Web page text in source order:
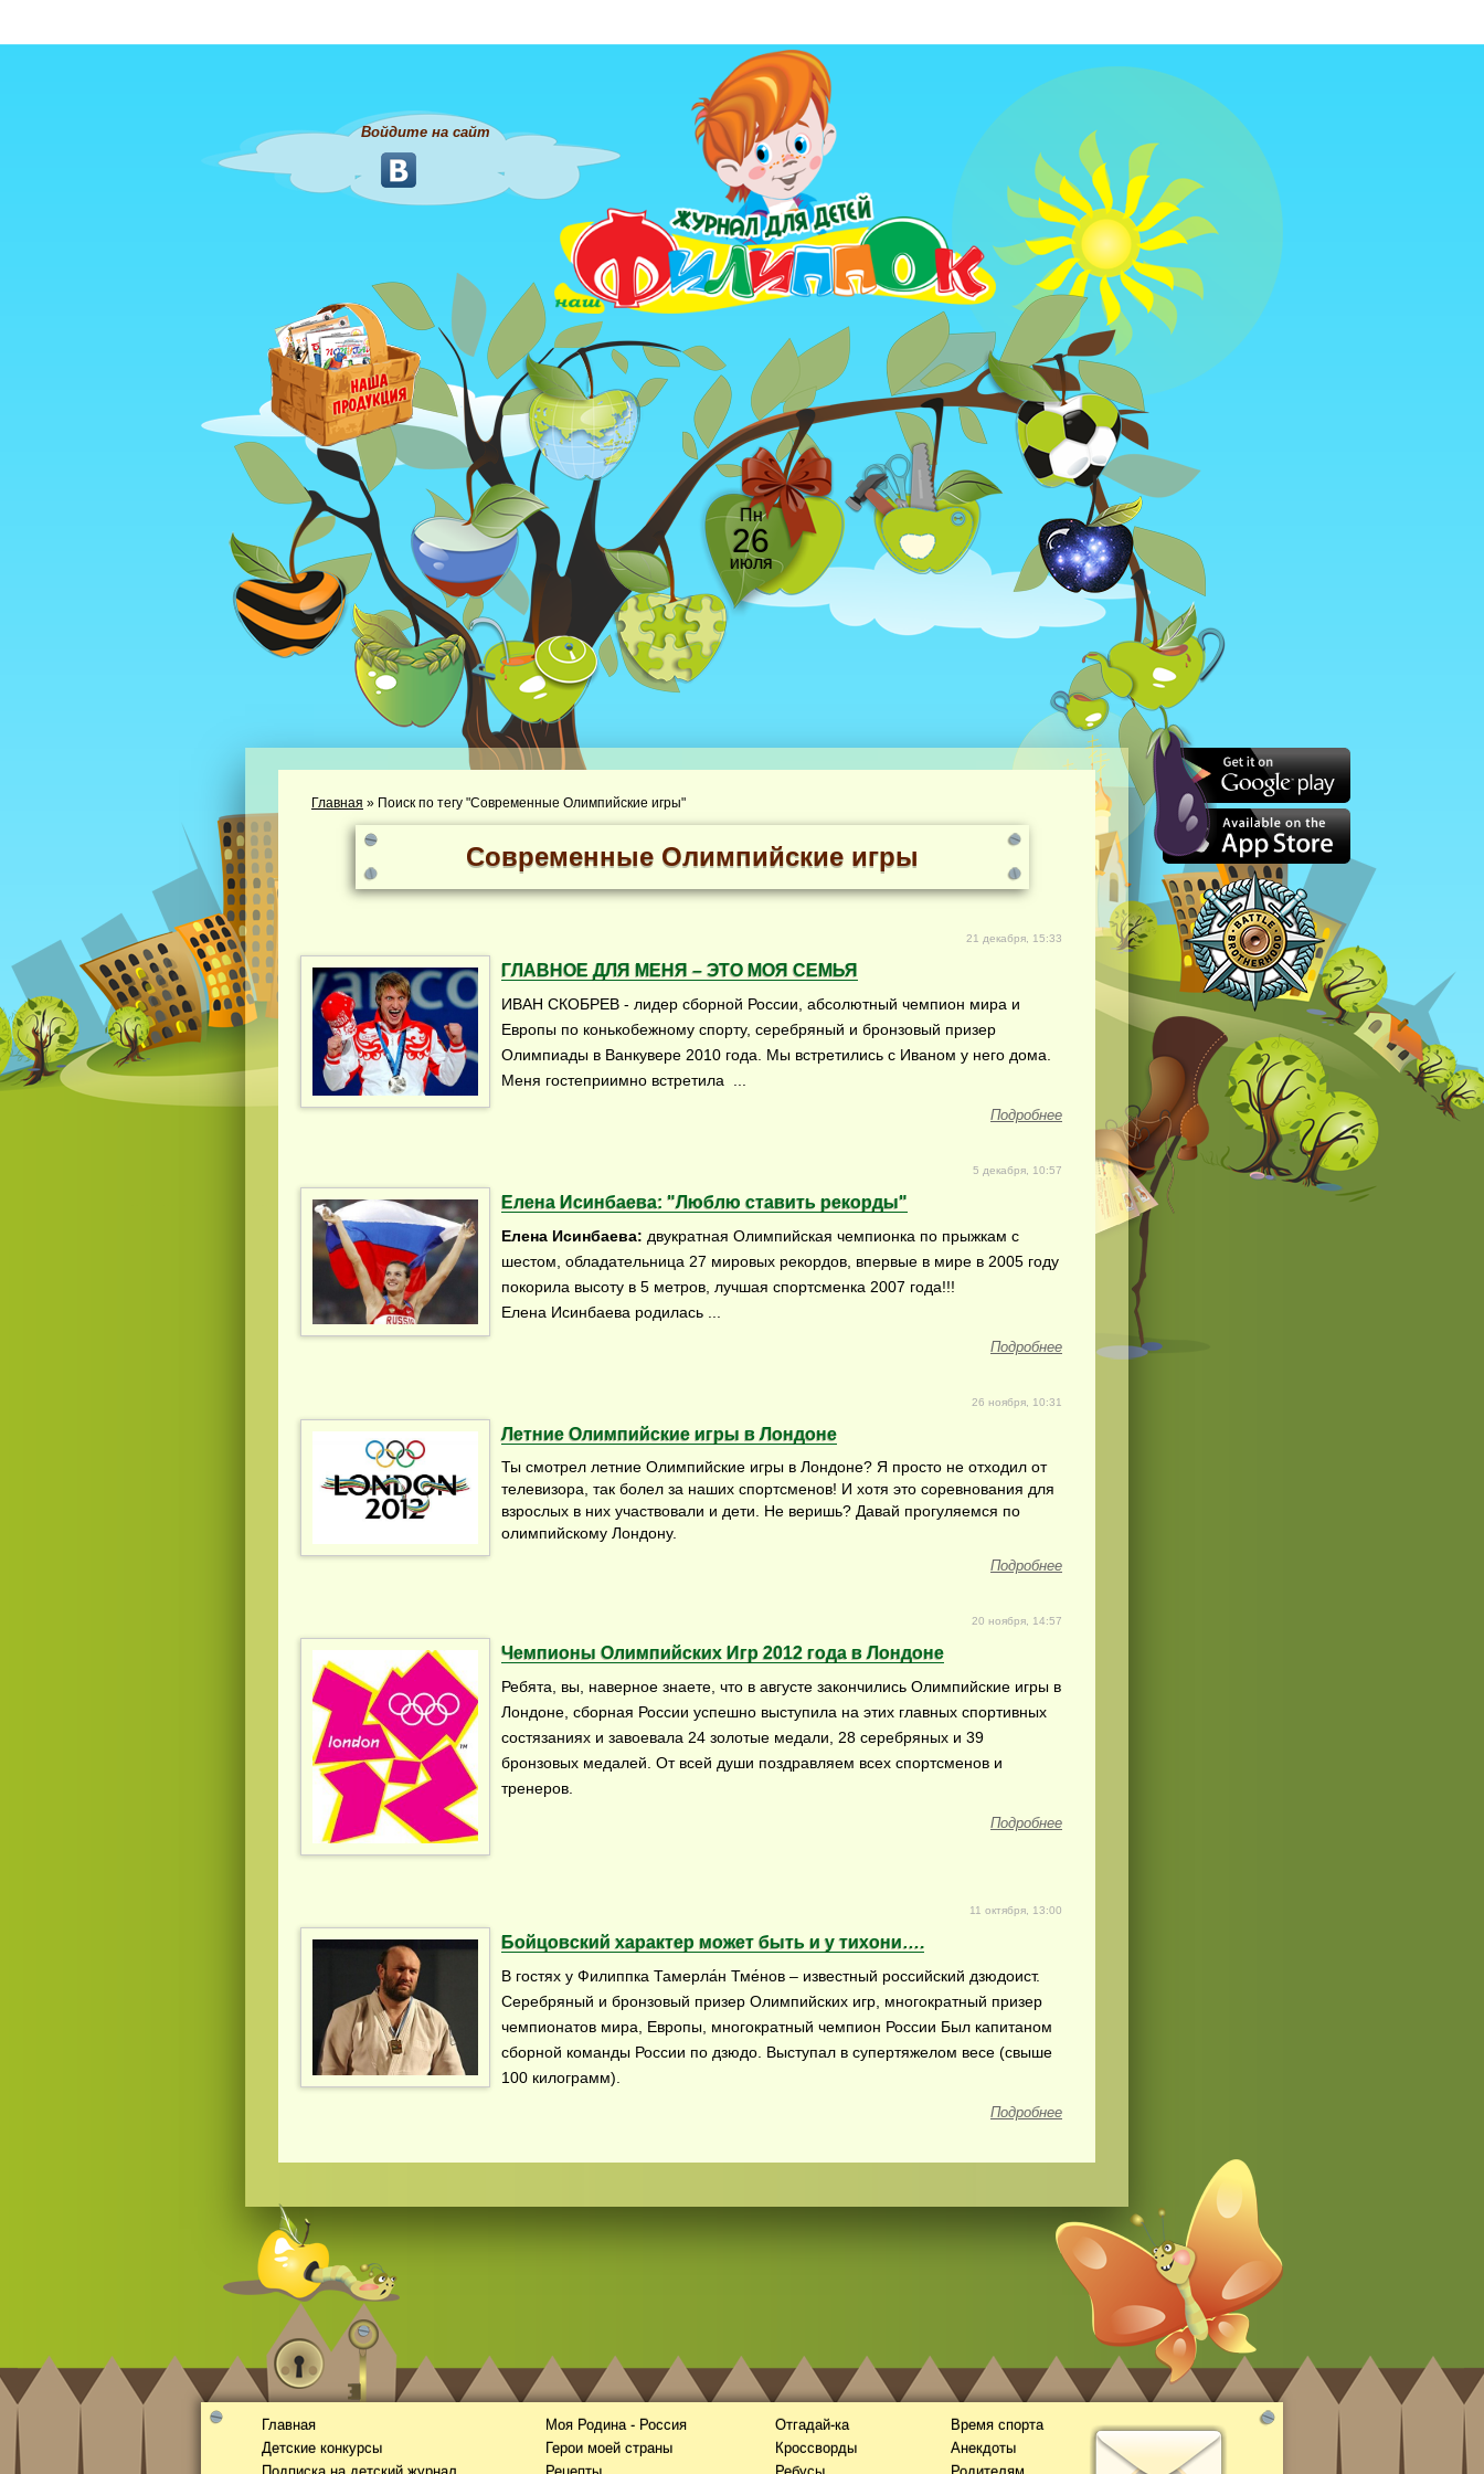
Войдите на сайт
Пн
26
июля
Главная » Поиск по тегу "Современные Олимпийские игры"
Современные Олимпийские игры
21 декабря, 15:33
ГЛАВНОЕ ДЛЯ МЕНЯ – ЭТО МОЯ СЕМЬЯ
ИВАН СКОБРЕВ - лидер сборной России, абсолютный чемпион мира и
Европы по конькобежному спорту, серебряный и бронзовый призер
Олимпиады в Ванкувере 2010 года. Мы встретились с Иваном у него дома.
Меня гостеприимно встретила ...
Подробнее
5 декабря, 10:57
Елена Исинбаева: "Люблю ставить рекорды"
Елена Исинбаева: двукратная Олимпийская чемпионка по прыжкам с
шестом, обладательница 27 мировых рекордов, впервые в мире в 2005 году
покорила высоту в 5 метров, лучшая спортсменка 2007 года!!!
Елена Исинбаева родилась ...
Подробнее
26 ноября, 10:31
Летние Олимпийские игры в Лондоне
Ты смотрел летние Олимпийские игры в Лондоне? Я просто не отходил от
телевизора, так болел за наших спортсменов! И хотя это соревнования для
взрослых в них участвовали и дети. Не веришь? Давай прогуляемся по
олимпийскому Лондону.
Подробнее
20 ноября, 14:57
Чемпионы Олимпийских Игр 2012 года в Лондоне
Ребята, вы, наверное знаете, что в августе закончились Олимпийские игры в
Лондоне, сборная России успешно выступила на этих главных спортивных
состязаниях и завоевала 24 золотые медали, 28 серебряных и 39
бронзовых медалей. От всей души поздравляем всех спортсменов и
тренеров.
Подробнее
11 октября, 13:00
Бойцовский характер может быть и у тихони….
В гостях у Филиппка Тамерла́н Тме́нов – известный российский дзюдоист.
Серебряный и бронзовый призер Олимпийских игр, многократный призер
чемпионатов мира, Европы, многократный чемпион России Был капитаном
сборной команды России по дзюдо. Выступал в супертяжелом весе (свыше
100 килограмм).
Подробнее
Главная
Детские конкурсы
Моя Родина - Россия
Герои моей страны
Отгадай-ка
Кроссворды
Время спорта
Анекдоты